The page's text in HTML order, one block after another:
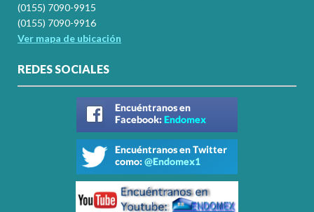
(0155) 7090-9915
(0155) 7090-9916
Ver mapa de ubicación
REDES SOCIALES